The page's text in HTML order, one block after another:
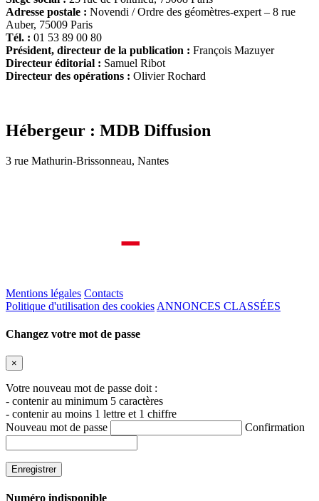
Adresse postale : Novendi / Ordre des géomètres-expert – 8 rue
Auber, 75009 Paris
Tél. : 01 53 89 00 80
Président, directeur de la publication : François Mazuyer
Directeur éditorial : Samuel Ribot
Directeur des opérations : Olivier Rochard
Hébergeur : MDB Diffusion
3 rue Mathurin-Brissonneau, Nantes
Mentions légales Contacts
Politique d'utilisation des cookies ANNONCES CLASSÉES
Changez votre mot de passe
×
Votre nouveau mot de passe doit :
- contenir au minimum 5 caractères
- contenir au moins 1 lettre et 1 chiffre
Nouveau mot de passe
Confirmation
Numéro indisponible